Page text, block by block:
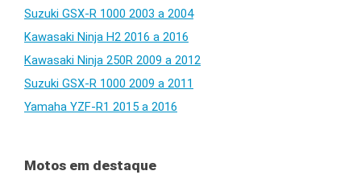
Suzuki GSX-R 1000 2003 a 2004
Kawasaki Ninja H2 2016 a 2016
Kawasaki Ninja 250R 2009 a 2012
Suzuki GSX-R 1000 2009 a 2011
Yamaha YZF-R1 2015 a 2016
Motos em destaque